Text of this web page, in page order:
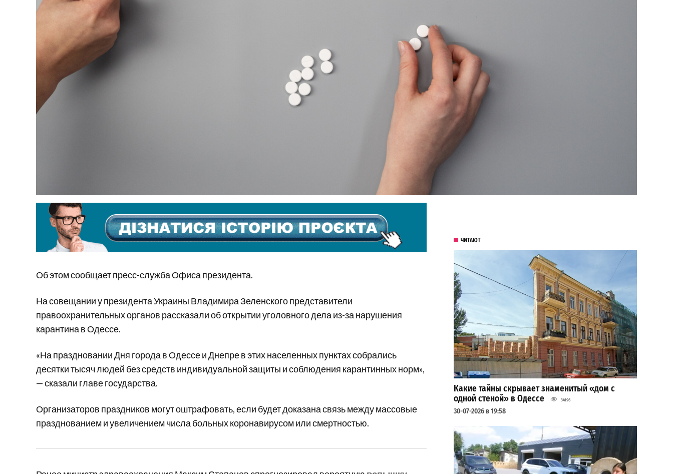
Об этом сообщает пресс-служба Офиса президента.
На совещании у президента Украины Владимира Зеленского представители
правоохранительных органов рассказали об открытии уголовного дела из-за нарушения
карантина в Одессе.
«На праздновании Дня города в Одессе и Днепре в этих населенных пунктах собрались
десятки тысяч людей без средств индивидуальной защиты и соблюдения карантинных норм»,
— сказали главе государства.
Организаторов праздников могут оштрафовать, если будет доказана связь между массовые
празднованием и увеличением числа больных коронавирусом или смертностью.
ЧИТАЮТ
Какие тайны скрывает знаменитый «дом с
одной стеной» в Одессе
34196
30-07-2026 в 19:58